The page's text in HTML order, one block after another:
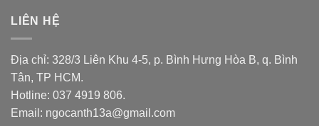
LIÊN HỆ
Địa chỉ: 328/3 Liên Khu 4-5, p. Bình Hưng Hòa B, q. Bình
Tân, TP HCM.
Hotline: 037 4919 806.
Email: ngocanth13a@gmail.com